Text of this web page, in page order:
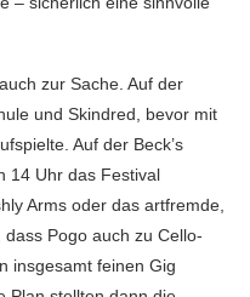
zur Sache. Auf der
und Skindred, bevor mit
Auf der Beck’s
14 Uhr das Festival
Arms oder das artfremde,
Pogo auch zu Cello-
insgesamt feinen Gig